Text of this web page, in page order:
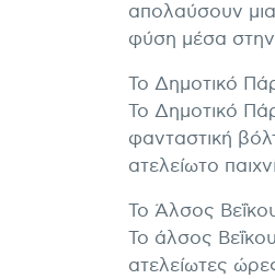
απολαύσουν
φύση μέσα
Το Δημοτικό
Το Δημοτικό
φανταστική
ατελείωτο
Το Άλσος
Το άλσος
ατελείωτες